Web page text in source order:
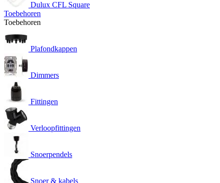
Dulux CFL Square
Toebehoren
Toebehoren
Plafondkappen
Dimmers
Fittingen
Verloopfittingen
Snoerpendels
Snoer & kabels